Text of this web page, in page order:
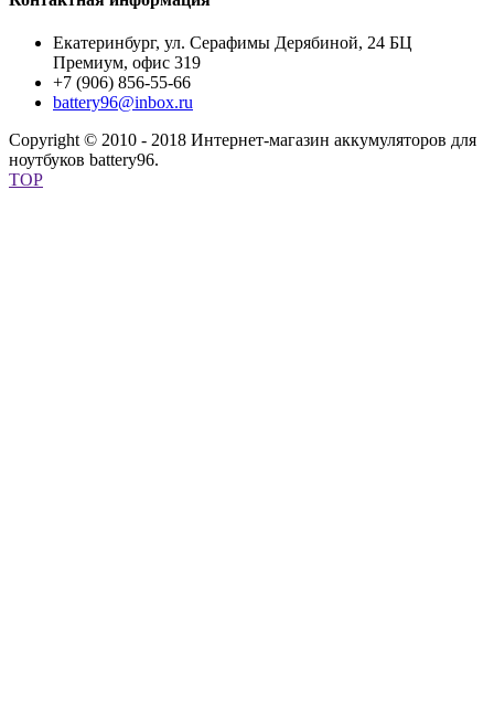
Екатеринбург, ул. Серафимы Дерябиной, 24 БЦ
Премиум, офис 319
+7 (906) 856-55-66
battery96@inbox.ru
Copyright © 2010 - 2018 Интернет-магазин аккумуляторов для
ноутбуков battery96.
TOP